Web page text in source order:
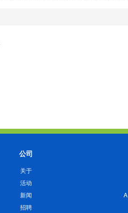
公司
关于
活动
新闻
招聘